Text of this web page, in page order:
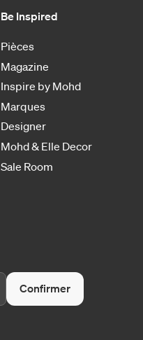
Be Inspired
Pièces
Magazine
Inspire by Mohd
Marques
Designer
Mohd & Elle Decor
Sale Room
Confirmer